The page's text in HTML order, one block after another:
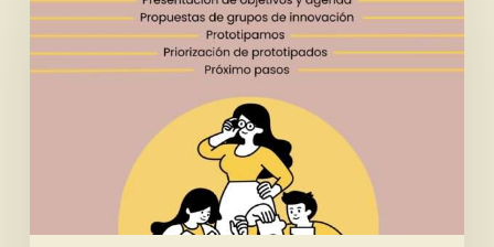
laboratorio
RíosConciencia